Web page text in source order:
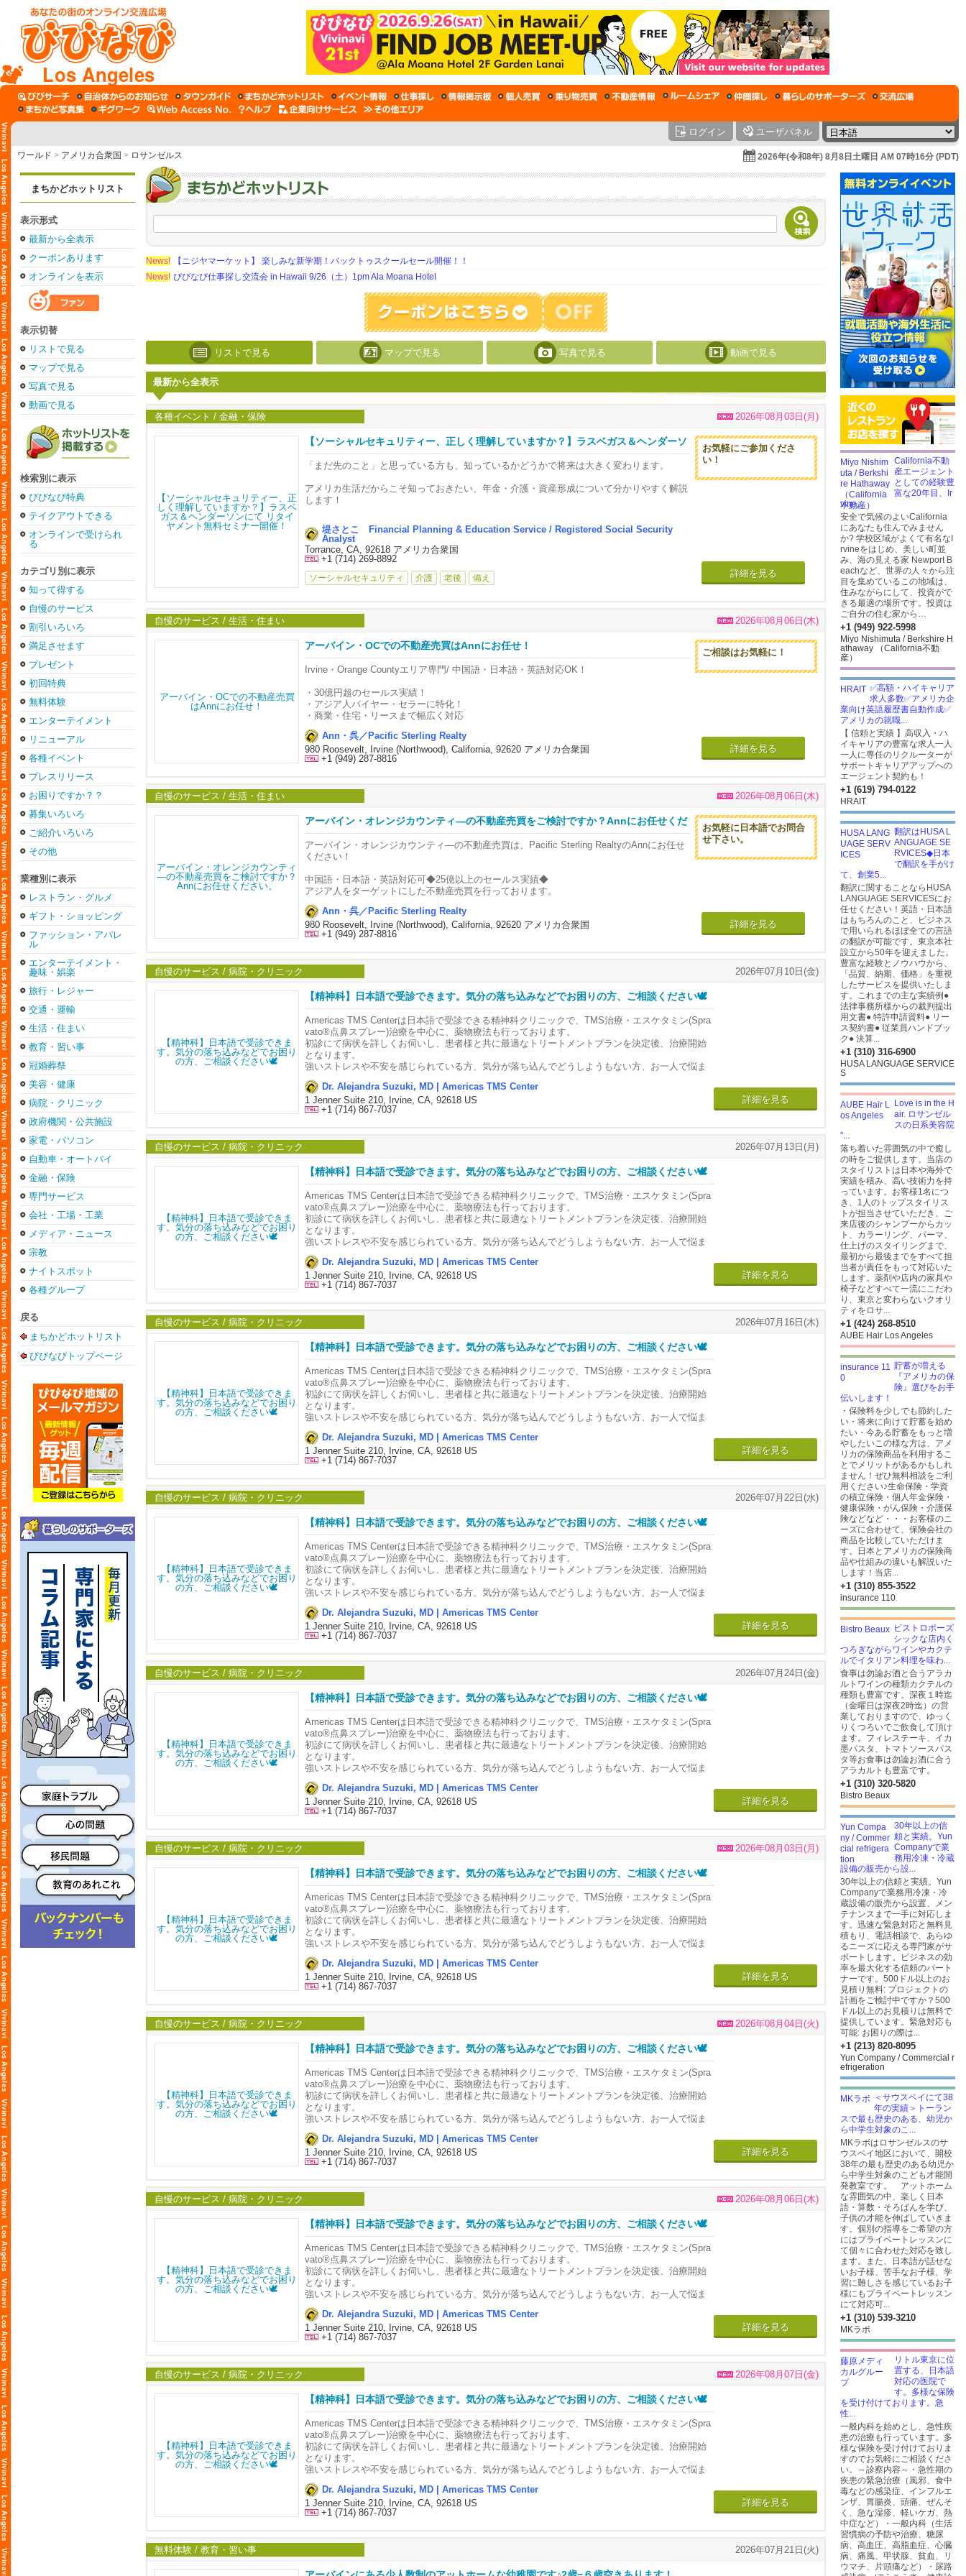
Los Angeles
ログイン ユーザパネル
ワールド > アメリカ合衆国 > ロサンゼルス 2026年(令和8年) 8月8日土曜日 AM 07時16分 (PDT)
まちかどホットリスト
表示形式
最新から全表示
クーポンあります
オンラインを表示
表示切替
リストで見る
マップで見る
写真で見る
動画で見る
検索別に表示
びびなび特典
テイクアウトできる
オンラインで受けられ
る
カテゴリ別に表示
知って得する
自慢のサービス
割引いろいろ
満足させます
プレゼント
初回特典
無料体験
エンターテイメント
リニューアル
各種イベント
プレスリリース
お困りですか？？
募集いろいろ
ご紹介いろいろ
その他
業種別に表示
レストラン・グルメ
ギフト・ショッピング
ファッション・アパレ
ル
エンターテイメント・
趣味・娯楽
旅行・レジャー
交通・運輸
生活・住まい
教育・習い事
冠婚葬祭
美容・健康
病院・クリニック
政府機関・公共施設
家電・パソコン
自動車・オートバイ
金融・保険
専門サービス
会社・工場・工業
メディア・ニュース
宗教
ナイトスポット
各種グループ
戻る
まちかどホットリスト
びびなびトップページ
News!
【ニジヤマーケット】 楽しみな新学期！バックトゥスクールセール開催！！
News! びびなび仕事探し交流会 in Hawaii 9/26（土）1pm Ala Moana Hotel
リストで見る マップで見る 写真で見る 動画で見る
最新から全表示
各種イベント / 金融・保険 2026年08月03日(月)
【ソーシャルセキュリティー、正しく理解していますか？】ラスベガス＆ヘンダーソ
ンにて リタイヤメント無料セミナー開催！
「まだ先のこと」と思っている方も、知っているかどうかで将来は大きく変わります。
アメリカ生活だからこそ知っておきたい、年金・介護・資産形成について分かりやすく解説
します！
━━━━━━━━━━━━━━━
■ セミナー内容
━━━━━━━━━━━━━━━
◆ Topic 1：10am ～
ソーシャルセキュリティーの基本と仕組み
日本の年金にも触れながら、わかりやすく解説
介護の現状と介護保険
将来の介護費用の準備を始めるタイミングや必要額、
また、老後の居住地が未確定な場合の留意点、
◆ Topic 3：12:30pm ～
大人も子供もドルで賢く資産形成
・在米の今だからこそ、大人でも子供でも活用できる金融商品
・元本保証型の安心な資産運用法、また、IRAや401（Kの活用法など
・生涯受給年金等で確実かつ堅実な資産設計についてご説明
■ 開催日時
8/29(土)
8/30(日)
━━━━━━━━━━━━━━━
━━━━━━━━━━━━━━━
8/29(土)
Sonesta Select Las Vegas
1901 N Rainbow Blvd, Las Vegas, NV 89108
8/30(日)
■ お申込み・お問い合わせ
━━━━━━━━━━━━━━━
714-269-8892（さとこ迄）
www.fpesusa.com
お気軽にご参加ください！
堤さとこ Financial Planning & Education Service / Registered Social Security
Analyst
Torrance, CA, 92618 アメリカ合衆国
+1 (714) 269-8892
ソーシャルセキュリティ 介護 老後 備え
お気軽にご参加くださ
い！
詳細を見る
自慢のサービス / 生活・住まい 2026年08月06日(木)
アーバイン・OCでの不動産売買はAnnにお任せ！
Irvine・Orange Countyエリア専門/ 中国語・日本語・英語対応OK！
・30億円超のセールス実績！
・アジア人バイヤー・セラーに特化！
・商業・住宅・リースまで幅広く対応
・高学区・投資向け物件も多数
アーバインはアジア人に人気急上昇中の街。
「高額でも、いいエリアに住みたい」というお客様のニーズに応えます！
・ソーシャルメディアで国際バイヤーと直結
アジア人コミュニティに信頼される不動産エージェント、Annが、最短時間で最良の条件を
ご相談はお気軽に！
Ann・呉／Pacific Sterling Realty
980 Roosevelt, Irvine (Northwood), California, 92620 アメリカ合衆国
+1 (949) 287-8816
ご相談はお気軽に！
詳細を見る
自慢のサービス / 生活・住まい 2026年08月06日(木)
アーバイン・オレンジカウンティ―の不動産売買をご検討ですか？Annにお任せくだ
さい。
アーバイン・オレンジカウンティ―の不動産売買は、Pacific Sterling RealtyのAnnにお任せ
ください！
中国語・日本語・英語対応可◆25億以上のセールス実績◆
アジア人をターゲットにした不動産売買を行っております。
アーバインは学区も良く、アジア人にとても人気のエリアなのをご存じですか？
「たとえ高額な物件であろうと購入したい」というアジア人の方は多くいらっしゃいます。
お電話：(949) 287-8816
[メッセージを送る]からもお気軽にどうぞ！
Ann・呉／Pacific Sterling Realty
980 Roosevelt, Irvine (Northwood), California, 92620 アメリカ合衆国
+1 (949) 287-8816
お気軽に日本語でお問合
せ下さい。
詳細を見る
自慢のサービス / 病院・クリニック 2026年07月10日(金)
【精神科】日本語で受診できます。気分の落ち込みなどでお困りの方、ご相談ください🕊️
Americas TMS Centerは日本語で受診できる精神科クリニックで、TMS治療・エスケタミン(Spra
vato®点鼻スプレー)治療を中心に、薬物療法も行っております。
初診にて病状を詳しくお伺いし、患者様と共に最適なトリートメントプランを決定後、治療開始
となります。
強いストレスや不安を感じられている方、気分が落ち込んでどうしようもない方、お一人で悩ま
ずに、まずは当院にご相談ください。
オフィスには日本語を話すスタッフも在籍しておりますので、お気軽に日本語でお問い合わせく
ださいませ。
Webサイト : www.americastms.com
┈┈┈┈┈┈┈┈ ୨୧ ┈┈┈┈┈┈┈┈
🥼院長・精神科医🥼
鈴木アレハンドラ先生の紹介
鈴木アレハンドラ医師
Alejandra R. Suzuki, M.D., FAPA
アルゼンチン生まれの日系三世で、アルゼンチンのブエノスアイレス大学医学部を卒業後に渡
日。日本に数年滞在後、アメリカに渡りUCLAとUSCでの研修を経て精神科医として約30 年の経
験を積み、2009年にAmericas TMS Centerを開院。
現在はカリフォルニア大学アーバイン校(UCI) 医学部 Assistant Professorで、的確な診断と適切な
治療方針を基に、英語・日本語・スペイン語で大人から子どもまで幅広い年齢層の患者の診療に
当たっています。
米国精神神経学会および米国小児精神神経学会の認定専門医で、従来の薬剤治療に加えて
TMS治療(Transcranial Magnetic Stimulation/経頭蓋磁気刺激治療）及び
エスケタミン(Spravato®点鼻スプレー)治療を用いた、新しい心のケアと治療を多様な精神神経疾
患に対して行っています。
<年少者：ADHD（注意欠如・多動性障害）・自閉症・うつ・不安症>
< 成人：うつ・不安症・PTSD（心的外傷後ストレス障害）・躁うつ病・OCD（強迫性障害）>
🧠 TMS治療とは？ 🧠
TMS治療(経頭蓋磁気刺激治療)は、専用のコイルを頭部に当て、磁気による刺激を用いて脳を治療
する方法です。
コイルに電流を流すことで磁場を発生させ、その磁場の変化により、脳の特定の部位をピンポイ
ントで刺激することが可能になります。
目的とする部位のみを刺激するため周囲への影響はなく、副作用も非常に少ないとされていま
す。
従来の薬物療法とは異なり、身体への負担が少なく、治療後のダウンタイムもありません。 その
ため、日常生活を続けながら治療を受けていただくことが可能です。
施術中はテレビやスマートフォンを見ながら、リクライニングチェアでリラックスした状態でお
🛋 エスケタミン🛋
Spravato®(点鼻スプレー)治療とは？
当院で提供しているエスケタミン治療は、
Spravato®という薬の点鼻スプレーを用いた、医療機関内で管理のもと行われる安全な治療法で
す。
点鼻スプレーとして使用することで脳に直接作用し、速やかな効果が期待できるとされていま
す。
従来の抗うつ薬とは異なる作用機序を持ち、これまでの薬物療法で十分な改善がみられなかった
方にも推められています。
治療は必ず医療スタッフの立ち会いのもとで行われ、使用後も一定時間、院内で状態を観察しま
うつ病とは、さまざまな心や体のストレスが重なり、脳の働きがうまくいかなくなっている状態
です。
決して「気の持ちよう」や「性格の問題」ではありません。
うつ病になると、物事を前向きに考えにくくなり、気分の落ち込みが続いたり、これまで楽しめ
ていたことが楽しめなくなったりします。また、眠れない、食欲が出ない、疲れやすいといった
体の不調が現れることもあり、日常生活に支障をきたす場合があります。こうした状態が続くと
きは、うつ病の可能性があります。
や）」という場所の働きが弱くなることが、うつの症状と深く関係していると考えられていま
す。
強いストレスや不安を感じられている方、気分が落ち込んでどうしようもない方、お一人で悩ま
ずに、まずは当院にご相談ください。
オフィスには日本語を話すスタッフも在籍しておりますので、お気軽に日本語でお問い合わせく
ださいませ。
┈┈┈┈┈┈┈┈ ୨୧ ┈┈┈┈┈┈┈┈
☎日本語でお問合せくださいませ☎
TEL : (714)867-7037(8:30AM-4:15PM)
Email : info@americastms.com
┈┈┈┈┈┈┈┈ ୨୧ ┈┈┈┈┈┈┈┈
Dr. Alejandra Suzuki, MD | Americas TMS Center
1 Jenner Suite 210, Irvine, CA, 92618 US
+1 (714) 867-7037
詳細を見る
自慢のサービス / 病院・クリニック 2026年07月13日(月)
【精神科】日本語で受診できます。気分の落ち込みなどでお困りの方、ご相談ください🕊️
Americas TMS Centerは日本語で受診できる精神科クリニックで、TMS治療・エスケタミン(Spra
vato®点鼻スプレー)治療を中心に、薬物療法も行っております。
初診にて病状を詳しくお伺いし、患者様と共に最適なトリートメントプランを決定後、治療開始
となります。
強いストレスや不安を感じられている方、気分が落ち込んでどうしようもない方、お一人で悩ま
ずに、まずは当院にご相談ください。
オフィスには日本語を話すスタッフも在籍しておりますので、お気軽に日本語でお問い合わせく
ださいませ。
Webサイト : www.americastms.com
┈┈┈┈┈┈┈┈ ୨୧ ┈┈┈┈┈┈┈┈
🥼院長・精神科医🥼
鈴木アレハンドラ先生の紹介
鈴木アレハンドラ医師
Alejandra R. Suzuki, M.D., FAPA
アルゼンチン生まれの日系三世で、アルゼンチンのブエノスアイレス大学医学部を卒業後に渡
日。日本に数年滞在後、アメリカに渡りUCLAとUSCでの研修を経て精神科医として約30 年の経
験を積み、2009年にAmericas TMS Centerを開院。
現在はカリフォルニア大学アーバイン校(UCI) 医学部 Assistant Professorで、的確な診断と適切な
治療方針を基に、英語・日本語・スペイン語で大人から子どもまで幅広い年齢層の患者の診療に
当たっています。
米国精神神経学会および米国小児精神神経学会の認定専門医で、従来の薬剤治療に加えて
TMS治療(Transcranial Magnetic Stimulation/経頭蓋磁気刺激治療）及び
エスケタミン(Spravato®点鼻スプレー)治療を用いた、新しい心のケアと治療を多様な精神神経疾
患に対して行っています。
<年少者：ADHD（注意欠如・多動性障害）・自閉症・うつ・不安症>
< 成人：うつ・不安症・PTSD（心的外傷後ストレス障害）・躁うつ病・OCD（強迫性障害）>
🧠 TMS治療とは？ 🧠
TMS治療(経頭蓋磁気刺激治療)は、専用のコイルを頭部に当て、磁気による刺激を用いて脳を治療
する方法です。
コイルに電流を流すことで磁場を発生させ、その磁場の変化により、脳の特定の部位をピンポイ
ントで刺激することが可能になります。
目的とする部位のみを刺激するため周囲への影響はなく、副作用も非常に少ないとされていま
す。
従来の薬物療法とは異なり、身体への負担が少なく、治療後のダウンタイムもありません。 その
ため、日常生活を続けながら治療を受けていただくことが可能です。
施術中はテレビやスマートフォンを見ながら、リクライニングチェアでリラックスした状態でお
🛋 エスケタミン🛋
Spravato®(点鼻スプレー)治療とは？
当院で提供しているエスケタミン治療は、
Spravato®という薬の点鼻スプレーを用いた、医療機関内で管理のもと行われる安全な治療法で
す。
点鼻スプレーとして使用することで脳に直接作用し、速やかな効果が期待できるとされていま
す。
従来の抗うつ薬とは異なる作用機序を持ち、これまでの薬物療法で十分な改善がみられなかった
方にも推められています。
治療は必ず医療スタッフの立ち会いのもとで行われ、使用後も一定時間、院内で状態を観察しま
うつ病とは、さまざまな心や体のストレスが重なり、脳の働きがうまくいかなくなっている状態
です。
決して「気の持ちよう」や「性格の問題」ではありません。
うつ病になると、物事を前向きに考えにくくなり、気分の落ち込みが続いたり、これまで楽しめ
ていたことが楽しめなくなったりします。また、眠れない、食欲が出ない、疲れやすいといった
体の不調が現れることもあり、日常生活に支障をきたす場合があります。こうした状態が続くと
きは、うつ病の可能性があります。
や）」という場所の働きが弱くなることが、うつの症状と深く関係していると考えられていま
す。
強いストレスや不安を感じられている方、気分が落ち込んでどうしようもない方、お一人で悩ま
ずに、まずは当院にご相談ください。
オフィスには日本語を話すスタッフも在籍しておりますので、お気軽に日本語でお問い合わせく
ださいませ。
┈┈┈┈┈┈┈┈ ୨୧ ┈┈┈┈┈┈┈┈
☎日本語でお問合せくださいませ☎
TEL : (714)867-7037(8:30AM-4:15PM)
Email : info@americastms.com
┈┈┈┈┈┈┈┈ ୨୧ ┈┈┈┈┈┈┈┈
Dr. Alejandra Suzuki, MD | Americas TMS Center
1 Jenner Suite 210, Irvine, CA, 92618 US
+1 (714) 867-7037
詳細を見る
自慢のサービス / 病院・クリニック 2026年07月16日(木)
【精神科】日本語で受診できます。気分の落ち込みなどでお困りの方、ご相談ください🕊️
Americas TMS Centerは日本語で受診できる精神科クリニックで、TMS治療・エスケタミン(Spra
vato®点鼻スプレー)治療を中心に、薬物療法も行っております。
初診にて病状を詳しくお伺いし、患者様と共に最適なトリートメントプランを決定後、治療開始
となります。
強いストレスや不安を感じられている方、気分が落ち込んでどうしようもない方、お一人で悩ま
ずに、まずは当院にご相談ください。
オフィスには日本語を話すスタッフも在籍しておりますので、お気軽に日本語でお問い合わせく
ださいませ。
Webサイト : www.americastms.com
┈┈┈┈┈┈┈┈ ୨୧ ┈┈┈┈┈┈┈┈
🥼院長・精神科医🥼
鈴木アレハンドラ先生の紹介
鈴木アレハンドラ医師
Alejandra R. Suzuki, M.D., FAPA
アルゼンチン生まれの日系三世で、アルゼンチンのブエノスアイレス大学医学部を卒業後に渡
日。日本に数年滞在後、アメリカに渡りUCLAとUSCでの研修を経て精神科医として約30 年の経
験を積み、2009年にAmericas TMS Centerを開院。
現在はカリフォルニア大学アーバイン校(UCI) 医学部 Assistant Professorで、的確な診断と適切な
治療方針を基に、英語・日本語・スペイン語で大人から子どもまで幅広い年齢層の患者の診療に
当たっています。
米国精神神経学会および米国小児精神神経学会の認定専門医で、従来の薬剤治療に加えて
TMS治療(Transcranial Magnetic Stimulation/経頭蓋磁気刺激治療）及び
エスケタミン(Spravato®点鼻スプレー)治療を用いた、新しい心のケアと治療を多様な精神神経疾
患に対して行っています。
<年少者：ADHD（注意欠如・多動性障害）・自閉症・うつ・不安症>
< 成人：うつ・不安症・PTSD（心的外傷後ストレス障害）・躁うつ病・OCD（強迫性障害）>
🧠 TMS治療とは？ 🧠
TMS治療(経頭蓋磁気刺激治療)は、専用のコイルを頭部に当て、磁気による刺激を用いて脳を治療
する方法です。
コイルに電流を流すことで磁場を発生させ、その磁場の変化により、脳の特定の部位をピンポイ
ントで刺激することが可能になります。
目的とする部位のみを刺激するため周囲への影響はなく、副作用も非常に少ないとされていま
す。
従来の薬物療法とは異なり、身体への負担が少なく、治療後のダウンタイムもありません。 その
ため、日常生活を続けながら治療を受けていただくことが可能です。
施術中はテレビやスマートフォンを見ながら、リクライニングチェアでリラックスした状態でお
🛋 エスケタミン🛋
Spravato®(点鼻スプレー)治療とは？
当院で提供しているエスケタミン治療は、
Spravato®という薬の点鼻スプレーを用いた、医療機関内で管理のもと行われる安全な治療法で
す。
点鼻スプレーとして使用することで脳に直接作用し、速やかな効果が期待できるとされていま
す。
従来の抗うつ薬とは異なる作用機序を持ち、これまでの薬物療法で十分な改善がみられなかった
方にも推められています。
治療は必ず医療スタッフの立ち会いのもとで行われ、使用後も一定時間、院内で状態を観察しま
うつ病とは、さまざまな心や体のストレスが重なり、脳の働きがうまくいかなくなっている状態
です。
決して「気の持ちよう」や「性格の問題」ではありません。
うつ病になると、物事を前向きに考えにくくなり、気分の落ち込みが続いたり、これまで楽しめ
ていたことが楽しめなくなったりします。また、眠れない、食欲が出ない、疲れやすいといった
体の不調が現れることもあり、日常生活に支障をきたす場合があります。こうした状態が続くと
きは、うつ病の可能性があります。
や）」という場所の働きが弱くなることが、うつの症状と深く関係していると考えられていま
す。
強いストレスや不安を感じられている方、気分が落ち込んでどうしようもない方、お一人で悩ま
ずに、まずは当院にご相談ください。
オフィスには日本語を話すスタッフも在籍しておりますので、お気軽に日本語でお問い合わせく
ださいませ。
┈┈┈┈┈┈┈┈ ୨୧ ┈┈┈┈┈┈┈┈
☎日本語でお問合せくださいませ☎
TEL : (714)867-7037(8:30AM-4:15PM)
Email : info@americastms.com
┈┈┈┈┈┈┈┈ ୨୧ ┈┈┈┈┈┈┈┈
Dr. Alejandra Suzuki, MD | Americas TMS Center
1 Jenner Suite 210, Irvine, CA, 92618 US
+1 (714) 867-7037
詳細を見る
自慢のサービス / 病院・クリニック 2026年07月22日(水)
【精神科】日本語で受診できます。気分の落ち込みなどでお困りの方、ご相談ください🕊️
Americas TMS Centerは日本語で受診できる精神科クリニックで、TMS治療・エスケタミン(Spra
vato®点鼻スプレー)治療を中心に、薬物療法も行っております。
初診にて病状を詳しくお伺いし、患者様と共に最適なトリートメントプランを決定後、治療開始
となります。
強いストレスや不安を感じられている方、気分が落ち込んでどうしようもない方、お一人で悩ま
ずに、まずは当院にご相談ください。
オフィスには日本語を話すスタッフも在籍しておりますので、お気軽に日本語でお問い合わせく
ださいませ。
Webサイト : www.americastms.com
┈┈┈┈┈┈┈┈ ୨୧ ┈┈┈┈┈┈┈┈
🥼院長・精神科医🥼
鈴木アレハンドラ先生の紹介
鈴木アレハンドラ医師
Alejandra R. Suzuki, M.D., FAPA
アルゼンチン生まれの日系三世で、アルゼンチンのブエノスアイレス大学医学部を卒業後に渡
日。日本に数年滞在後、アメリカに渡りUCLAとUSCでの研修を経て精神科医として約30 年の経
験を積み、2009年にAmericas TMS Centerを開院。
現在はカリフォルニア大学アーバイン校(UCI) 医学部 Assistant Professorで、的確な診断と適切な
治療方針を基に、英語・日本語・スペイン語で大人から子どもまで幅広い年齢層の患者の診療に
当たっています。
米国精神神経学会および米国小児精神神経学会の認定専門医で、従来の薬剤治療に加えて
TMS治療(Transcranial Magnetic Stimulation/経頭蓋磁気刺激治療）及び
エスケタミン(Spravato®点鼻スプレー)治療を用いた、新しい心のケアと治療を多様な精神神経疾
患に対して行っています。
<年少者：ADHD（注意欠如・多動性障害）・自閉症・うつ・不安症>
< 成人：うつ・不安症・PTSD（心的外傷後ストレス障害）・躁うつ病・OCD（強迫性障害）>
🧠 TMS治療とは？ 🧠
TMS治療(経頭蓋磁気刺激治療)は、専用のコイルを頭部に当て、磁気による刺激を用いて脳を治療
する方法です。
コイルに電流を流すことで磁場を発生させ、その磁場の変化により、脳の特定の部位をピンポイ
ントで刺激することが可能になります。
目的とする部位のみを刺激するため周囲への影響はなく、副作用も非常に少ないとされていま
す。
従来の薬物療法とは異なり、身体への負担が少なく、治療後のダウンタイムもありません。 その
ため、日常生活を続けながら治療を受けていただくことが可能です。
施術中はテレビやスマートフォンを見ながら、リクライニングチェアでリラックスした状態でお
🛋 エスケタミン🛋
Spravato®(点鼻スプレー)治療とは？
当院で提供しているエスケタミン治療は、
Spravato®という薬の点鼻スプレーを用いた、医療機関内で管理のもと行われる安全な治療法で
す。
点鼻スプレーとして使用することで脳に直接作用し、速やかな効果が期待できるとされていま
す。
従来の抗うつ薬とは異なる作用機序を持ち、これまでの薬物療法で十分な改善がみられなかった
方にも推められています。
治療は必ず医療スタッフの立ち会いのもとで行われ、使用後も一定時間、院内で状態を観察しま
うつ病とは、さまざまな心や体のストレスが重なり、脳の働きがうまくいかなくなっている状態
です。
決して「気の持ちよう」や「性格の問題」ではありません。
うつ病になると、物事を前向きに考えにくくなり、気分の落ち込みが続いたり、これまで楽しめ
ていたことが楽しめなくなったりします。また、眠れない、食欲が出ない、疲れやすいといった
体の不調が現れることもあり、日常生活に支障をきたす場合があります。こうした状態が続くと
きは、うつ病の可能性があります。
や）」という場所の働きが弱くなることが、うつの症状と深く関係していると考えられていま
す。
Dr. Alejandra Suzuki, MD | Americas TMS Center
1 Jenner Suite 210, Irvine, CA, 92618 US
+1 (714) 867-7037
詳細を見る
自慢のサービス / 病院・クリニック 2026年07月24日(金)
【精神科】日本語で受診できます。気分の落ち込みなどでお困りの方、ご相談ください🕊️
Americas TMS Centerは日本語で受診できる精神科クリニックで、TMS治療・エスケタミン(Spra
vato®点鼻スプレー)治療を中心に、薬物療法も行っております。
初診にて病状を詳しくお伺いし、患者様と共に最適なトリートメントプランを決定後、治療開始
となります。
強いストレスや不安を感じられている方、気分が落ち込んでどうしようもない方、お一人で悩ま
ずに、まずは当院にご相談ください。
オフィスには日本語を話すスタッフも在籍しておりますので、お気軽に日本語でお問い合わせく
ださいませ。
Webサイト : www.americastms.com
┈┈┈┈┈┈┈┈ ୨୧ ┈┈┈┈┈┈┈┈
🥼院長・精神科医🥼
鈴木アレハンドラ先生の紹介
鈴木アレハンドラ医師
Alejandra R. Suzuki, M.D., FAPA
アルゼンチン生まれの日系三世で、アルゼンチンのブエノスアイレス大学医学部を卒業後に渡
日。日本に数年滞在後、アメリカに渡りUCLAとUSCでの研修を経て精神科医として約30 年の経
験を積み、2009年にAmericas TMS Centerを開院。
現在はカリフォルニア大学アーバイン校(UCI) 医学部 Assistant Professorで、的確な診断と適切な
治療方針を基に、英語・日本語・スペイン語で大人から子どもまで幅広い年齢層の患者の診療に
当たっています。
米国精神神経学会および米国小児精神神経学会の認定専門医で、従来の薬剤治療に加えて
TMS治療(Transcranial Magnetic Stimulation/経頭蓋磁気刺激治療）及び
エスケタミン(Spravato®点鼻スプレー)治療を用いた、新しい心のケアと治療を多様な精神神経疾
患に対して行っています。
<年少者：ADHD（注意欠如・多動性障害）・自閉症・うつ・不安症>
< 成人：うつ・不安症・PTSD（心的外傷後ストレス障害）・躁うつ病・OCD（強迫性障害）>
🧠 TMS治療とは？ 🧠
TMS治療(経頭蓋磁気刺激治療)は、専用のコイルを頭部に当て、磁気による刺激を用いて脳を治療
する方法です。
コイルに電流を流すことで磁場を発生させ、その磁場の変化により、脳の特定の部位をピンポイ
ントで刺激することが可能になります。
目的とする部位のみを刺激するため周囲への影響はなく、副作用も非常に少ないとされていま
す。
従来の薬物療法とは異なり、身体への負担が少なく、治療後のダウンタイムもありません。 その
ため、日常生活を続けながら治療を受けていただくことが可能です。
施術中はテレビやスマートフォンを見ながら、リクライニングチェアでリラックスした状態でお
🛋 エスケタミン🛋
Spravato®(点鼻スプレー)治療とは？
当院で提供しているエスケタミン治療は、
Spravato®という薬の点鼻スプレーを用いた、医療機関内で管理のもと行われる安全な治療法で
す。
点鼻スプレーとして使用することで脳に直接作用し、速やかな効果が期待できるとされていま
す。
従来の抗うつ薬とは異なる作用機序を持ち、これまでの薬物療法で十分な改善がみられなかった
方にも推められています。
治療は必ず医療スタッフの立ち会いのもとで行われ、使用後も一定時間、院内で状態を観察しま
Dr. Alejandra Suzuki, MD | Americas TMS Center
1 Jenner Suite 210, Irvine, CA, 92618 US
+1 (714) 867-7037
詳細を見る
自慢のサービス / 病院・クリニック 2026年08月03日(月)
【精神科】日本語で受診できます。気分の落ち込みなどでお困りの方、ご相談ください🕊️
Americas TMS Centerは日本語で受診できる精神科クリニックで、TMS治療・エスケタミン(Spra
vato®点鼻スプレー)治療を中心に、薬物療法も行っております。
初診にて病状を詳しくお伺いし、患者様と共に最適なトリートメントプランを決定後、治療開始
となります。
強いストレスや不安を感じられている方、気分が落ち込んでどうしようもない方、お一人で悩ま
ずに、まずは当院にご相談ください。
オフィスには日本語を話すスタッフも在籍しておりますので、お気軽に日本語でお問い合わせく
ださいませ。
Webサイト : www.americastms.com
┈┈┈┈┈┈┈┈ ୨୧ ┈┈┈┈┈┈┈┈
🥼院長・精神科医🥼
鈴木アレハンドラ先生の紹介
鈴木アレハンドラ医師
Alejandra R. Suzuki, M.D., FAPA
アルゼンチン生まれの日系三世で、アルゼンチンのブエノスアイレス大学医学部を卒業後に渡
日。日本に数年滞在後、アメリカに渡りUCLAとUSCでの研修を経て精神科医として約30 年の経
験を積み、2009年にAmericas TMS Centerを開院。
現在はカリフォルニア大学アーバイン校(UCI) 医学部 Assistant Professorで、的確な診断と適切な
治療方針を基に、英語・日本語・スペイン語で大人から子どもまで幅広い年齢層の患者の診療に
当たっています。
米国精神神経学会および米国小児精神神経学会の認定専門医で、従来の薬剤治療に加えて
TMS治療(Transcranial Magnetic Stimulation/経頭蓋磁気刺激治療）及び
エスケタミン(Spravato®点鼻スプレー)治療を用いた、新しい心のケアと治療を多様な精神神経疾
患に対して行っています。
<年少者：ADHD（注意欠如・多動性障害）・自閉症・うつ・不安症>
< 成人：うつ・不安症・PTSD（心的外傷後ストレス障害）・躁うつ病・OCD（強迫性障害）>
🧠 TMS治療とは？ 🧠
TMS治療(経頭蓋磁気刺激治療)は、専用のコイルを頭部に当て、磁気による刺激を用いて脳を治療
する方法です。
コイルに電流を流すことで磁場を発生させ、その磁場の変化により、脳の特定の部位をピンポイ
ントで刺激することが可能になります。
目的とする部位のみを刺激するため周囲への影響はなく、副作用も非常に少ないとされていま
す。
従来の薬物療法とは異なり、身体への負担が少なく、治療後のダウンタイムもありません。 その
ため、日常生活を続けながら治療を受けていただくことが可能です。
施術中はテレビやスマートフォンを見ながら、リクライニングチェアでリラックスした状態でお
Dr. Alejandra Suzuki, MD | Americas TMS Center
1 Jenner Suite 210, Irvine, CA, 92618 US
+1 (714) 867-7037
詳細を見る
自慢のサービス / 病院・クリニック 2026年08月04日(火)
【精神科】日本語で受診できます。気分の落ち込みなどでお困りの方、ご相談ください🕊️
Americas TMS Centerは日本語で受診できる精神科クリニックで、TMS治療・エスケタミン(Spra
vato®点鼻スプレー)治療を中心に、薬物療法も行っております。
初診にて病状を詳しくお伺いし、患者様と共に最適なトリートメントプランを決定後、治療開始
となります。
強いストレスや不安を感じられている方、気分が落ち込んでどうしようもない方、お一人で悩ま
ずに、まずは当院にご相談ください。
オフィスには日本語を話すスタッフも在籍しておりますので、お気軽に日本語でお問い合わせく
ださいませ。
Webサイト : www.americastms.com
┈┈┈┈┈┈┈┈ ୨୧ ┈┈┈┈┈┈┈┈
🥼院長・精神科医🥼
鈴木アレハンドラ先生の紹介
鈴木アレハンドラ医師
Alejandra R. Suzuki, M.D., FAPA
アルゼンチン生まれの日系三世で、アルゼンチンのブエノスアイレス大学医学部を卒業後に渡
日。日本に数年滞在後、アメリカに渡りUCLAとUSCでの研修を経て精神科医として約30 年の経
験を積み、2009年にAmericas TMS Centerを開院。
現在はカリフォルニア大学アーバイン校(UCI) 医学部 Assistant Professorで、的確な診断と適切な
治療方針を基に、英語・日本語・スペイン語で大人から子どもまで幅広い年齢層の患者の診療に
当たっています。
米国精神神経学会および米国小児精神神経学会の認定専門医で、従来の薬剤治療に加えて
TMS治療(Transcranial Magnetic Stimulation/経頭蓋磁気刺激治療）及び
エスケタミン(Spravato®点鼻スプレー)治療を用いた、新しい心のケアと治療を多様な精神神経疾
患に対して行っています。
<年少者：ADHD（注意欠如・多動性障害）・自閉症・うつ・不安症>
< 成人：うつ・不安症・PTSD（心的外傷後ストレス障害）・躁うつ病・OCD（強迫性障害）>
Dr. Alejandra Suzuki, MD | Americas TMS Center
1 Jenner Suite 210, Irvine, CA, 92618 US
+1 (714) 867-7037
詳細を見る
自慢のサービス / 病院・クリニック 2026年08月06日(木)
【精神科】日本語で受診できます。気分の落ち込みなどでお困りの方、ご相談ください🕊️
Americas TMS Centerは日本語で受診できる精神科クリニックで、TMS治療・エスケタミン(Spra
vato®点鼻スプレー)治療を中心に、薬物療法も行っております。
初診にて病状を詳しくお伺いし、患者様と共に最適なトリートメントプランを決定後、治療開始
となります。
強いストレスや不安を感じられている方、気分が落ち込んでどうしようもない方、お一人で悩ま
ずに、まずは当院にご相談ください。
オフィスには日本語を話すスタッフも在籍しておりますので、お気軽に日本語でお問い合わせく
ださいませ。
Webサイト : www.americastms.com
┈┈┈┈┈┈┈┈ ୨୧ ┈┈┈┈┈┈┈┈
🥼院長・精神科医🥼
鈴木アレハンドラ先生の紹介
鈴木アレハンドラ医師
Alejandra R. Suzuki, M.D., FAPA
アルゼンチン生まれの日系三世で、アルゼンチンのブエノスアイレス大学医学部を卒業後に渡
Dr. Alejandra Suzuki, MD | Americas TMS Center
1 Jenner Suite 210, Irvine, CA, 92618 US
+1 (714) 867-7037
詳細を見る
自慢のサービス / 病院・クリニック 2026年08月07日(金)
【精神科】日本語で受診できます。気分の落ち込みなどでお困りの方、ご相談ください🕊️
Americas TMS Centerは日本語で受診できる精神科クリニックで、TMS治療・エスケタミン(Spra
vato®点鼻スプレー)治療を中心に、薬物療法も行っております。
初診にて病状を詳しくお伺いし、患者様と共に最適なトリートメントプランを決定後、治療開始
となります。
強いストレスや不安を感じられている方、気分が落ち込んでどうしようもない方、お一人で悩ま
ずに、まずは当院にご相談ください。
オフィスには日本語を話すスタッフも在籍しておりますので、お気軽に日本語でお問い合わせく
ださいませ。
Webサイト : www.americastms.com
Dr. Alejandra Suzuki, MD | Americas TMS Center
1 Jenner Suite 210, Irvine, CA, 92618 US
+1 (714) 867-7037
詳細を見る
無料体験 / 教育・習い事 2026年07月21日(火)
California不動
産エージェント
としての経験豊
富な20年目、Ir
vine,...
安全で気候のよいCalifornia
にあなたも住んでみません
か? 学校区域がよくて有名なI
rvineをはじめ、美しい町並
み、海の見える家 Newport B
eachなど、世界の人々から注
目を集めているこの地域は、
住みながらにして、投資がで
きる最適の場所です。投資は
ご自分の住む家から…
+1 (949) 922-5998
Miyo Nishimuta / Berkshire H
athaway （California不動
産）
✅高額・ハイキャリア
求人多数✅アメリカ企
業向け英語履歴書自動作成✅
アメリカの就職...
【 信頼と実績 】高収入・ハ
イキャリアの豊富な求人一人
一人に専任のリクルーターが
サポートキャリアアップへの
エージェント契約も！
+1 (619) 794-0122
HRAIT
翻訳はHUSA L
ANGUAGE SE
RVICES◆日本
で翻訳を手がけ
て、創業5...
翻訳に関することならHUSA
LANGUAGE SERVICESにお
任せください！英語・日本語
はもちろんのこと、ビジネス
で用いられるほぼ全ての言語
の翻訳が可能です。東京本社
設立から50年を迎えました。
豊富な経験とノウハウから、
「品質、納期、価格」を重視
したサービスを提供いたしま
す。これまでの主な実績例●
法律事務所様からの裁判提出
用文書● 特許申請資料● リー
ス契約書● 従業員ハンドブッ
ク● 決算...
+1 (310) 316-6900
HUSA LANGUAGE SERVICE
S
Love is in the H
air. ロサンゼル
スの日系美容院
"...
落ち着いた雰囲気の中で癒し
の時をご提供します。当店の
スタイリストは日本や海外で
実績を積み、高い技術力を持
っています。お客様1名につ
き、1人のトップスタイリス
トが担当させていただき、ご
来店後のシャンプーからカッ
ト、カラーリング、パーマ、
仕上げのスタイリングまで、
最初から最後までをすべて担
当者が責任をもって対応いた
します。薬剤や店内の家具や
椅子などすべて一流にこだわ
り、東京と変わらないクオリ
ティをロサ...
+1 (424) 268-8510
AUBE Hair Los Angeles
貯蓄が増える
『アメリカの保
険』選びをお手
伝いします！
・保険料を少しでも節約した
い・将来に向けて貯蓄を始め
たい・今ある貯蓄をもっと増
やしたいこの様な方は、アメ
リカの保険商品を利用するこ
とでメリットがあるかもしれ
ません！ぜひ無料相談をご利
用ください♪生命保険・学資
の積立保険・個人年金保険・
健康保険・がん保険・介護保
険などなど・・・お客様のニ
ーズに合わせて、保険会社の
商品を比較していただけま
す。日本とアメリカの保険商
品や仕組みの違いも解説いた
します！当店...
+1 (310) 855-3522
insurance 110
ビストロボーズ
シックな店内く
つろぎながらワインやカクテ
ルでイタリアン料理を味わ...
食事は勿論お酒と合うアラカ
ルトワインの種類カクテルの
種類も豊富です。深夜１時迄
（金曜日は深夜2時迄）の営
業しておりますので、ゆっく
りくつろいでご飲食して頂け
ます。フィレステーキ、イカ
墨パスタ、トマトソースパス
タ等お食事は勿論お酒に合う
アラカルトも豊富です。
+1 (310) 320-5820
Bistro Beaux
30年以上の信
頼と実績。Yun
Companyで業
務用冷凍・冷蔵
設備の販売から設...
30年以上の信頼と実績。Yun
Companyで業務用冷凍・冷
蔵設備の販売から設置、メン
テナンスまで一手に対応しま
す。迅速な緊急対応と無料見
積もり、電話相談で、あらゆ
るニーズに応える専門家がサ
ポートします。ビジネスの効
率を最大化する信頼のパート
ナーです。500ドル以上のお
見積り無料: プロジェクトの
計画をご検討中ですか？500
ドル以上のお見積りは無料で
提供しています。緊急対応も
可能: お困りの際は...
+1 (213) 820-8095
Yun Company / Commercial r
efrigeration
＜サウスベイにて38
年の実績＞トーラン
スで最も歴史のある、幼児か
ら中学生対象のこ...
MKラボはロサンゼルスのサ
ウスベイ地区において、開校
38年の最も歴史のある幼児か
ら中学生対象のこども才能開
発教室です。 アットホーム
な雰囲気の中、楽しく日本
語・算数・そろばんを学び、
子供の才能を伸ばしていきま
す。個別の指導をご希望の方
にはプライベートレッスンに
て個々に合わせた対応を致し
ます。また、日本語が話せな
いお子様、苦手なお子様、学
習に難しさを感じているお子
様にもプライベートレッスン
にて対応可...
+1 (310) 539-3210
MKラボ
リトル東京に位
置する、日本語
対応の医院で
す。多様な保険
を受け付けております。急
性...
一般内科を始めとし、急性疾
患の治療も行っています。多
様な保険を受け付けておりま
すのでお気軽にご相談くださ
い。～診察内容～・急性期の
疾患の緊急治療（風邪、食中
毒などの感染症、インフルエ
ンザ、胃腸炎、頭痛、ぜんそ
く、急な湿疹、軽いケガ、熱
中症など）・一般内科（生活
習慣病の予防や治療、糖尿
病、高血圧、高脂血症、心臓
病、痛風、甲状腺、貧血、リ
ウマチ、片頭痛など）・尿路